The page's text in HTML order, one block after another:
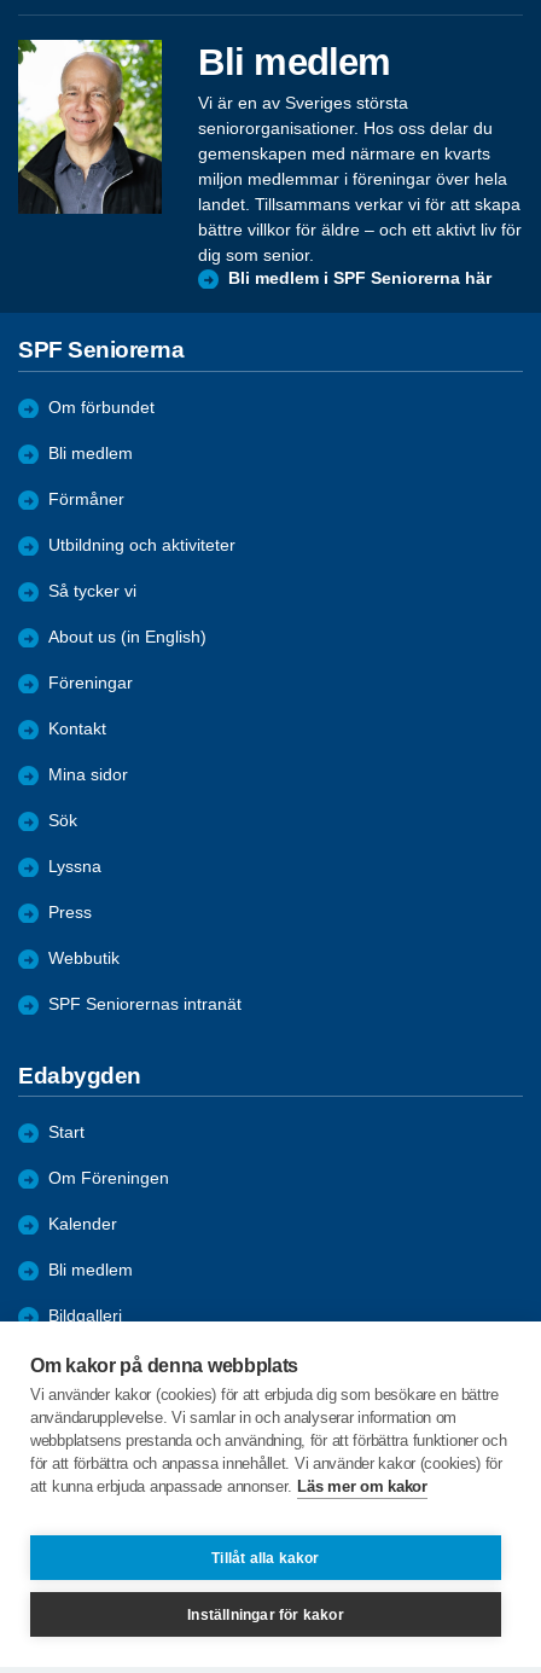
Om kakor på denna webbplats
Vi använder kakor (cookies) för att erbjuda dig som besökare en bättre
användarupplevelse. Vi samlar in och analyserar information om
webbplatsens prestanda och användning, för att förbättra funktioner och
för att förbättra och anpassa innehållet. Vi använder kakor (cookies) för
att kunna erbjuda anpassade annonser. Läs mer om kakor
Tillåt alla kakor
Inställningar för kakor
Bli medlem
Vi är en av Sveriges största
seniororganisationer. Hos oss delar du
gemenskapen med närmare en kvarts
miljon medlemmar i föreningar över hela
landet. Tillsammans verkar vi för att skapa
bättre villkor för äldre – och ett aktivt liv för
dig som senior.
Bli medlem i SPF Seniorerna här
SPF Seniorerna
Om förbundet
Bli medlem
Förmåner
Utbildning och aktiviteter
Så tycker vi
About us (in English)
Föreningar
Kontakt
Mina sidor
Sök
Lyssna
Press
Webbutik
SPF Seniorernas intranät
Edabygden
Start
Om Föreningen
Kalender
Bli medlem
Bildgalleri
Aktiviteter
Referat
Länkar
edabygden@spfseniorerna.se